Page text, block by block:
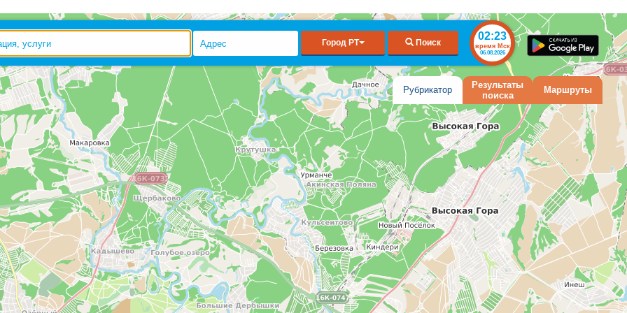
Город РТ Поиск
02:23
время Мск
06.08.2026
Рубрикатор
Результаты
поиска
Маршруты